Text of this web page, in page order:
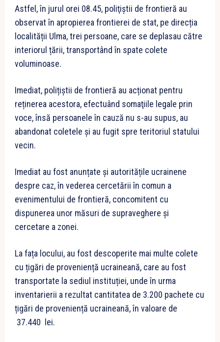
Astfel, în jurul orei 08.45, poliţiştii de frontieră au
observat în apropierea frontierei de stat, pe direcția
localității Ulma, trei persoane, care se deplasau către
interiorul țării, transportând în spate colete
voluminoase.
Imediat, polițiștii de frontieră au acționat pentru
reținerea acestora, efectuând somaţiile legale prin
voce, însă persoanele în cauză nu s-au supus, au
abandonat coletele și au fugit spre teritoriul statului
vecin.
Imediat au fost anunțate şi autoritățile ucrainene
despre caz, în vederea cercetării în comun a
evenimentului de frontieră, concomitent cu
dispunerea unor măsuri de supraveghere și
cercetare a zonei.
La fața locului, au fost descoperite mai multe colete
cu țigări de proveniență ucraineană, care au fost
transportate la sediul instituției, unde în urma
inventarierii a rezultat cantitatea de 3.200 pachete cu
țigări de proveniență ucraineană, în valoare de
37.440 lei.